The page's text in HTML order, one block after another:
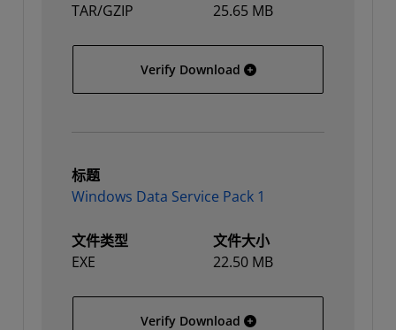
TAR/GZIP
25.65 MB
Verify Download Hewlett Packard 7000
标题
Windows Data Service Pack 1
文件类型
EXE
文件大小
22.50 MB
Verify Download Windows Data Service